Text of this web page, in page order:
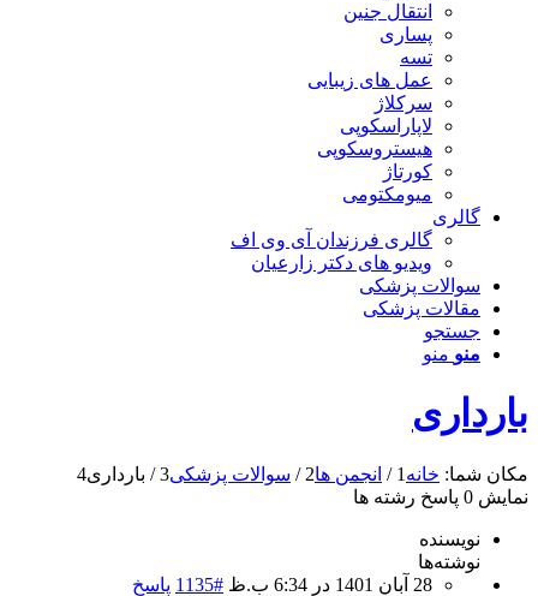
انتقال جنین
پساری
تسه
عمل های زیبایی
سرکلاژ
لاپاراسکوپی
هیستروسکوپی
کورتاژ
میومکتومی
گالری
گالری فرزندان آی وی اف
ویدیو های دکتر زارعیان
سوالات پزشکی
مقالات پزشکی
جستجو
منو منو
بارداری
مکان شما: خانه 1
/ انجمن ها2
/ سوالات پزشکی3
/ بارداری4
نمایش 0 پاسخ رشته ها
نویسنده
نوشته‌ها
28 آبان 1401 در 6:34 ب.ظ
#1135 پاسخ